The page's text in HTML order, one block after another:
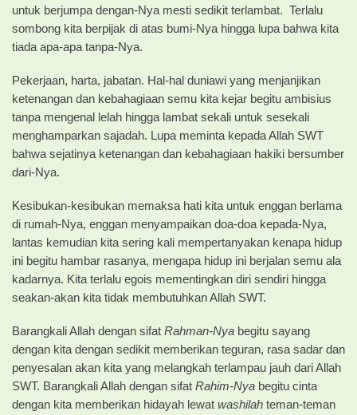
untuk berjumpa dengan-Nya mesti sedikit terlambat. Terlalu
sombong kita berpijak di atas bumi-Nya hingga lupa bahwa kita
tiada apa-apa tanpa-Nya.
Pekerjaan, harta, jabatan. Hal-hal duniawi yang menjanjikan
ketenangan dan kebahagiaan semu kita kejar begitu ambisius
tanpa mengenal lelah hingga lambat sekali untuk sesekali
menghamparkan sajadah. Lupa meminta kepada Allah SWT
bahwa sejatinya ketenangan dan kebahagiaan hakiki bersumber
dari-Nya.
Kesibukan-kesibukan memaksa hati kita untuk enggan berlama
di rumah-Nya, enggan menyampaikan doa-doa kepada-Nya,
lantas kemudian kita sering kali mempertanyakan kenapa hidup
ini begitu hambar rasanya, mengapa hidup ini berjalan semu ala
kadarnya. Kita terlalu egois mementingkan diri sendiri hingga
seakan-akan kita tidak membutuhkan Allah SWT.
Barangkali Allah dengan sifat Rahman-Nya begitu sayang
dengan kita dengan sedikit memberikan teguran, rasa sadar dan
penyesalan akan kita yang melangkah terlampau jauh dari Allah
SWT. Barangkali Allah dengan sifat Rahim-Nya begitu cinta
dengan kita memberikan hidayah lewat washilah teman-teman